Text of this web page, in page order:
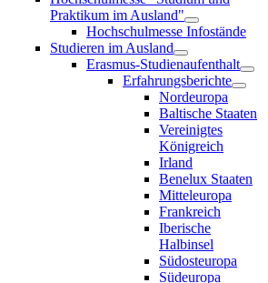
Praktikum im Ausland"
Hochschulmesse Infostände
Studieren im Ausland
Erasmus-Studienaufenthalt
Erfahrungsberichte
Nordeuropa
Baltische Staaten
Vereinigtes
Königreich
Irland
Benelux Staaten
Mitteleuropa
Frankreich
Iberische
Halbinsel
Südosteuropa
Südeuropa